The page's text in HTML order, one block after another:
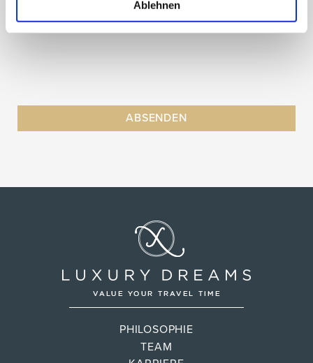
Ablehnen
PHILOSOPHIE
TEAM